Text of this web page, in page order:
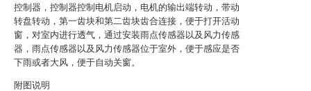
控制器，控制器控制电机启动，电机的输出端转动，带动
转盘转动，第一齿块和第二齿块齿合连接，便于打开活动
窗，对室内进行透气，通过安装雨点传感器以及风力传感
器，雨点传感器以及风力传感器位于室外，便于感应是否
下雨或者大风，便于自动关窗。
附图说明